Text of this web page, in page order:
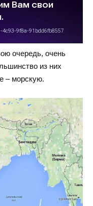
очередь, очень
из них
– морскую.